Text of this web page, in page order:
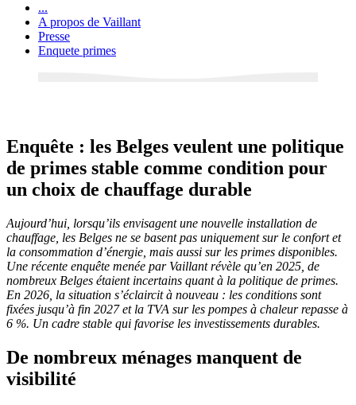
...
A propos de Vaillant
Presse
Enquete primes
Enquête : les Belges veulent une politique
de primes stable comme condition pour
un choix de chauffage durable
Aujourd’hui, lorsqu’ils envisagent une nouvelle installation de
chauffage, les Belges ne se basent pas uniquement sur le confort et
la consommation d’énergie, mais aussi sur les primes disponibles.
Une récente enquête menée par Vaillant révèle qu’en 2025, de
nombreux Belges étaient incertains quant à la politique de primes.
En 2026, la situation s’éclaircit à nouveau : les conditions sont
fixées jusqu’à fin 2027 et la TVA sur les pompes à chaleur repasse à
6 %. Un cadre stable qui favorise les investissements durables.
De nombreux ménages manquent de
visibilité